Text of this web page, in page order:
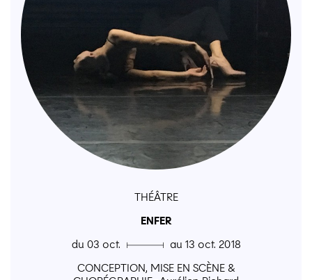
THÉÂTRE
ENFER
du 03 oct. ▄ au 13 oct. 2018
CONCEPTION, MISE EN SCÈNE &